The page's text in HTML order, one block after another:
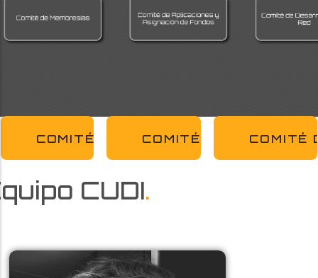
COMITÉ DE MEMBRESÍAS
COMITÉ DE COMITÉ
CUDI.